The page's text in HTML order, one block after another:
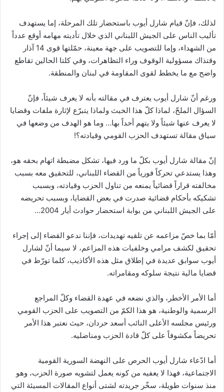
لذلك، فإنّ قيام شارل أيوب باستحضار تلك المرحلة، إما يستهدف
تأليب الناس على الجيش اللبناني الذي خلال تأديته مهامه أوقع عدداً
من الشهداء، وإما للتصويب على جهة معينة، حمّلتها قوى 14 آذار
وقتذاك مسؤولية الوقوف وراء التظاهرات، وفي كلتا الحالين تقاطع
واضح مع ما يخطط لقوى المقاومة في لبنان والمنطقة.
ورغم أنّ شارل أيوب يعترف في مقالته بأنه لا يعرف شيئاً، فإنّ
السؤال الملحّ، لماذا كلّ هذا الخبث ولماذا يتبرّع لإثارة ملفات وقضايا
لا يعرف عنها شيئاً ولا يتهم أحداً بها… وما هو الهدف من وضعها في
سياق مقالة تستهدف الحزب القومي وقيادته؟!
إنّ مقالة شارل أيوب بكلّ ما ورد فيها، تشكل مضبطة اتهام بحقه هو،
وهذا يستدعي تحركاً فورياً من القضاء اللبناني، للتحقيق معه بسبب
مخالفته قراراً قضائياً يمنعه من تناول الحزب وقيادته، وبسبب
تشكيكه بأحكام قضائية صدرت في بعض القضايا، وبسبب تحريضه
على الجيش اللبناني من بوابة استحضار حوادث أيار 2004…
أمّا بما خصّ مزاعمه عن تلقيه تهديدات، فإننا ندعو القضاء إلى إجراء
تحقيق لكشف مرامي وخلفيات هذه المزاعم، لا سيما أنّ لشارل
أيوب سوابق عديدة في إطلاق مثل هذه الأكاذيب، كلما تورّط في
قضايا مالية نتيجة سلوكه ومقامراته.
أما الأمر الأخطر، والذي نضعه في عهدة القضاء وكلّ المراجع
الرسمية والوطنية، هو هذا الكمّ من التصويب على الحزب القومي
ورئيس مجلسه الأعلى النائب أسعد حردان، حيث نعتبر هذا الأمر
تحريضاً مكشوفاً على كلّ قادة الحزب ومناضليه.
أما ادّعاء شارل أيوب الحرص على النهضة السورية القومية
الاجتماعية، فهذا لا يعفيه من كونه يعمل لتشويه صورة الحزب، وهو
منذ سنوات طويلة، سخّر جريدته لشتى أنواع المقالات المسيئة التي